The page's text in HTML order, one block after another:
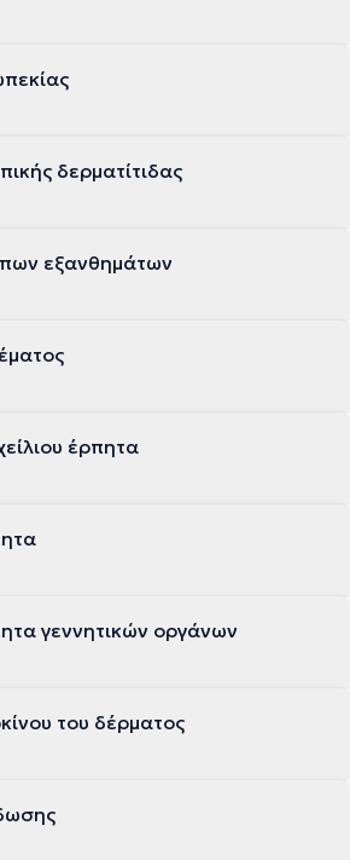
δερματίτιδας
εξανθημάτων
έρπητα
γεννητικών οργάνων
του δέρματος